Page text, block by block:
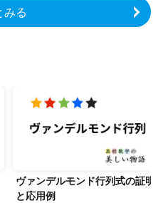
みる
ヴァンデルモンド行列式の証明
と応用例